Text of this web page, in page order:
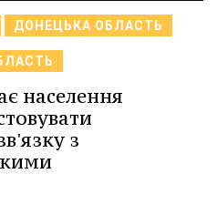
ДОНЕЦЬКА ОБЛАСТЬ
населення
з